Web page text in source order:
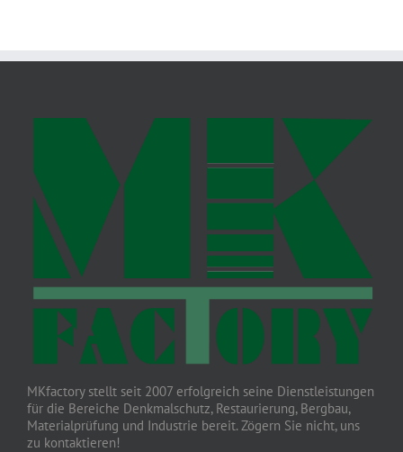
MKfactory stellt seit 2007 erfolgreich seine Dienstleistungen
für die Bereiche Denkmalschutz, Restaurierung, Bergbau,
Materialprüfung und Industrie bereit. Zögern Sie nicht, uns
zu kontaktieren!